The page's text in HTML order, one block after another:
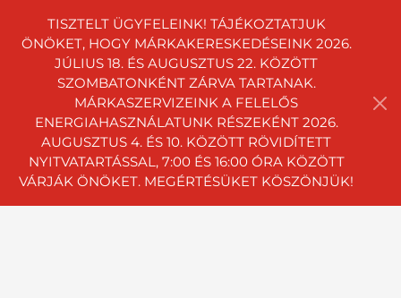
TISZTELT ÜGYFELEINK! TÁJÉKOZTATJUK
ÖNÖKET, HOGY MÁRKAKERESKEDÉSEINK 2026.
JÚLIUS 18. ÉS AUGUSZTUS 22. KÖZÖTT
SZOMBATONKÉNT ZÁRVA TARTANAK.
MÁRKASZERVIZEINK A FELELŐS
ENERGIAHASZNÁLATUNK RÉSZEKÉNT 2026.
AUGUSZTUS 4. ÉS 10. KÖZÖTT RÖVIDÍTETT
NYITVATARTÁSSAL, 7:00 ÉS 16:00 ÓRA KÖZÖTT
VÁRJÁK ÖNÖKET. MEGÉRTÉSÜKET KÖSZÖNJÜK!